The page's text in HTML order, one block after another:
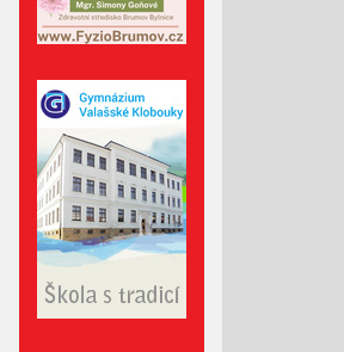
Červen 2023
Květen 2023
Duben 2023
Březen 2023
Únor 2023
Leden 2023
Prosinec 2022
Listopad 2022
Říjen 2022